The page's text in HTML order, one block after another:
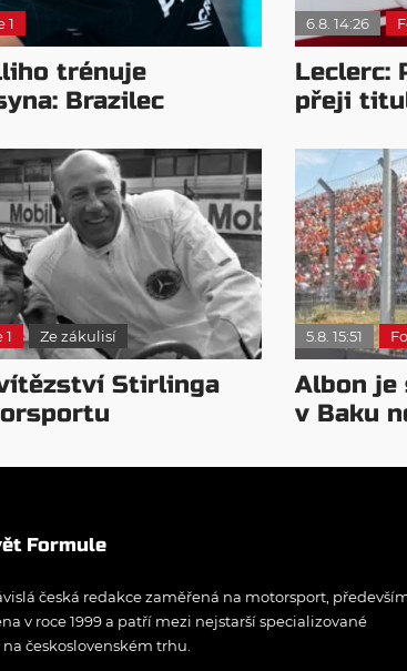
1
trénuje
Brazilec
6.8. 14:26
Leclerc:
přeji
Ze zákulisí
Stirlinga
5.8. 15:51
Albon je
v Baku
Formule
česká redakce zaměřená na motorsport,
v roce 1999 a patří mezi nejstarší specializované
československém trhu.